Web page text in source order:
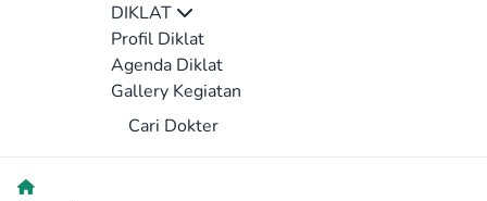
DIKLAT
Profil Diklat
Agenda Diklat
Gallery Kegiatan
Cari Dokter